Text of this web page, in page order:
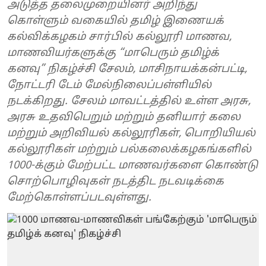
அடுத்த தலைமுறையினர் அறிந்து
கொள்ளும் வகையில் தமிழ் இணையக்
கல்விக்கழகம் சார்பில் கல்லூரி மாணவ,
மாணவியர்களுக்கு “மாபெரும் தமிழ்க்
கனவு” நிகழ்ச்சி சேலம், மாசிநாயக்கன்பட்டி,
நோட்டரி டேம் மேல்நிலைப்பள்ளியில்
நடக்கிறது. சேலம் மாவட்டத்தில் உள்ள அரசு,
அரசு உதவிபெறும் மற்றும் தனியார் கலை
மற்றும் அறிவியல் கல்லூரிகள், பொறியியல்
கல்லூரிகள் மற்றும் பல்கலைக்கழகங்களில்
1000-க்கும் மேற்பட்ட மாணவர்களை கொண்டு
சொற்பொழிவுகள் நடத்திட நடவடிக்கை
மேற்கொள்ளப்படவுள்ளது.